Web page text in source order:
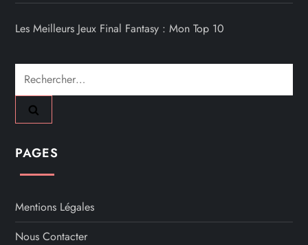
Les Meilleurs Jeux Final Fantasy : Mon Top 10
Rechercher :
PAGES
Mentions Légales
Nous Contacter